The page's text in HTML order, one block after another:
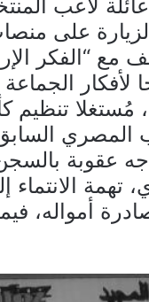
لاعب
على
“الفكر
لأفكار
مُستغلا تنظيم
السابق
عقوبة
الانتماء
أمواله،